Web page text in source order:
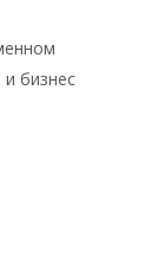
бизнес